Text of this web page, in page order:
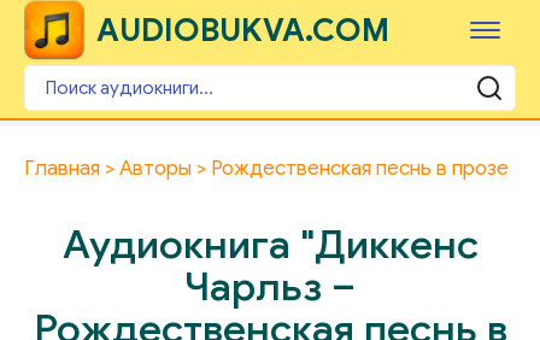
AUDIOBUKVA.COM
Главная Авторы Рождественская песнь в прозе
Аудиокнига "Диккенс
Чарльз –
Рождественская песнь в